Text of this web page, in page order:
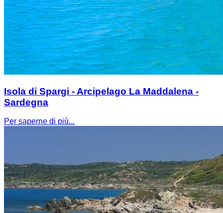
Isola di Spargi - Arcipelago La Maddalena -
Sardegna
Per saperne di più...